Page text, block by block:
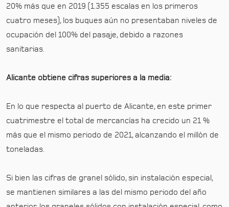
20% más que en 2019 (1.355 escalas en los primeros
cuatro meses), los buques aún no presentaban niveles de
ocupación del 100% del pasaje, debido a razones
sanitarias.
Alicante obtiene cifras superiores a la media:
En lo que respecta al puerto de Alicante, en este primer
cuatrimestre el total de mercancías ha crecido un 21 %
más que el mismo periodo de 2021, alcanzando el millón de
toneladas.
Si bien las cifras de granel sólido, sin instalación especial,
se mantienen similares a las del mismo periodo del año